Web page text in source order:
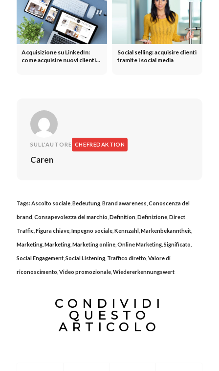
Acquisizione su LinkedIn:
come acquisire nuovi clienti
Social selling: acquisire clienti
tramite i social media
SULL'AUTORE CHEFREDAKTION
Caren
Tags:Ascolto sociale, Bedeutung, Brand awareness Conoscenza del
brand Consapevolezza del marchio Definition, Definizione, Direct
Traffic, Figura chiave, Impegno sociale, Kennzahl Markenbekanntheit,
Marketing, Marketing, Marketing online, Online Marketing, Significato
Social Engagement, Social Listening, Traffico diretto Valore di
riconoscimento Video promozionale, Wiedererkennungswert
CONDIVIDI
QUESTO
ARTICOLO